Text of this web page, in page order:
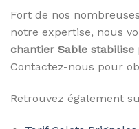
Fort de nos
notre expertise, nous
chantier Sable stabilise
Contactez-nous pour
Retrouvez également